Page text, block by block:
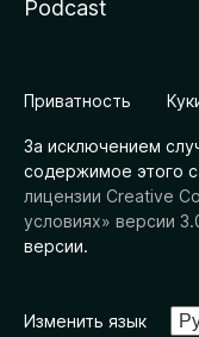
Podcast
Приватность
За исключением
содержимое этого
лицензии Creative
условиях» версии
версии.
Изменить язык